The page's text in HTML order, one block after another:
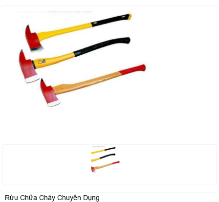
Rừu Chữa Cháy Chuyên Dụng